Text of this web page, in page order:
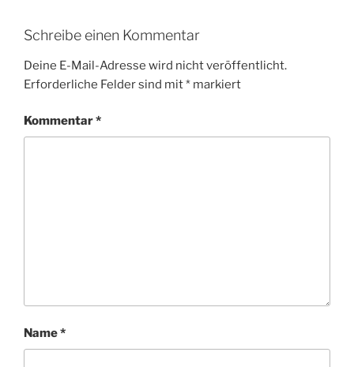
Schreibe einen Kommentar
Deine E-Mail-Adresse wird nicht veröffentlicht.
Erforderliche Felder sind mit* markiert
Kommentar*
Name*